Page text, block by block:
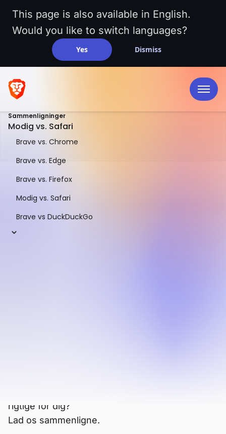
This page is also available in English.
Would you like to switch languages?
Yes Dismiss
Sammenligninger
Modig vs. Safari
Brave vs. Chrome
Brave vs. Edge
Brave vs. Firefox
Modig vs. Safari
Brave vs DuckDuckGo
EN SIDE-OM-SIDE SAMMENLIGNING
Modig vs. Safari
rigtige for dig?
Lad os sammenligne.